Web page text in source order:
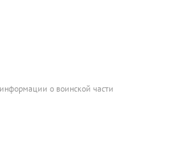
о воинской части